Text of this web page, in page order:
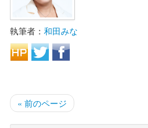
執筆者： 和田みな
« 前のページ